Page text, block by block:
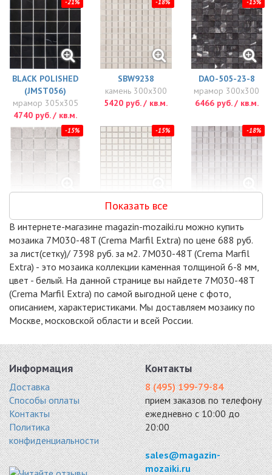
BLACK POLISHED
(JMST056)
мрамор 305x305
4740 руб. / кв.м.
SBW9238
камень 300x300
5420 руб. / кв.м.
DAO-505-23-8
мрамор 300x300
6466 руб. / кв.м.
-15%
мрамор 300x300
6535 руб. / кв.м.
-15%
DAO-539-23-8
мрамор 300x300
6604 руб. / кв.м.
-18%
мрамор 300x300
6193 руб. / кв.м.
SBW11238P
6193 руб. / кв.м.
DUNES-15
6230 руб. / кв.м.
мрамор 300x300
6270 руб. / кв.м.
-15%
DAO-533-15-8
мрамор 300x300
CFS 871-23M
мрамор 300x300
-18%
SBW12308P
камень 290x305
Показать все
В интернете-магазине magazin-mozaiki.ru можно купить
мозаика 7M030-48T (Crema Marfil Extra) по цене 688 руб.
за лист(сетку)/ 7398 руб. за м2. 7M030-48T (Crema Marfil
Extra) - это мозаика коллекции каменная толщиной 6-8 мм,
цвет - белый. На данной странице вы найдете 7M030-48T
(Crema Marfil Extra) по самой выгодной цене с фото,
описанием, характеристиками. Мы доставляем мозаику по
Москве, московской области и всей России.
Информация
Доставка
Способы оплаты
Контакты
Политика
конфиденциальности
Контакты
8 (495) 199-79-84
прием заказов по телефону
ежедневно с 10:00 до
20:00
sales@magazin-
mozaiki.ru